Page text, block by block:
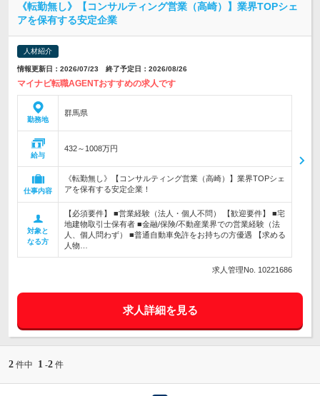
《転勤無し》【コンサルティング営業（高崎）】業界TOPシェ
アを保有する安定企業
人材紹介
情報更新日：2026/07/23 終了予定日：2026/08/26
マイナビ転職AGENTおすすめの求人です
勤務地
群馬県
給与
432～1008万円
仕事内容
《転勤無し》【コンサルティング営業（高崎）】業界TOPシェ
アを保有する安定企業！
対象と
なる方
【必須要件】 ■営業経験（法人・個人不問） 【歓迎要件】 ■宅
地建物取引士保有者 ■金融/保険/不動産業界での営業経験（法
人、個人問わず） ■普通自動車免許をお持ちの方優遇 【求める
人物…
求人管理No. 10221686
求人詳細を見る
2 件中 1 -2 件